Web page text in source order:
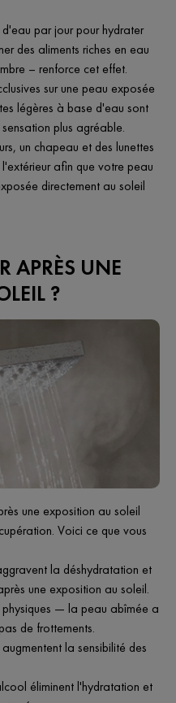
par jour pour hydrater
des aliments riches en eau
– renforce cet effet.
sur une peau exposée
légères à base d'eau sont
plus agréable.
un chapeau et des lunettes
afin que votre peau
directement au soleil
APRÈS UNE
?
une exposition au soleil
Voici ce que vous
la déshydratation et
une exposition au soleil.
— la peau abîmée a
de frottements.
la sensibilité des
éliminent l'hydratation et